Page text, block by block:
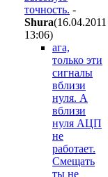
точность. -
Shura(16.04.2011
13:06)
ага,
только эти
сигналы
вблизи
нуля. А
вблизи
нуля АЦП
не
работает.
Смещать
ты не